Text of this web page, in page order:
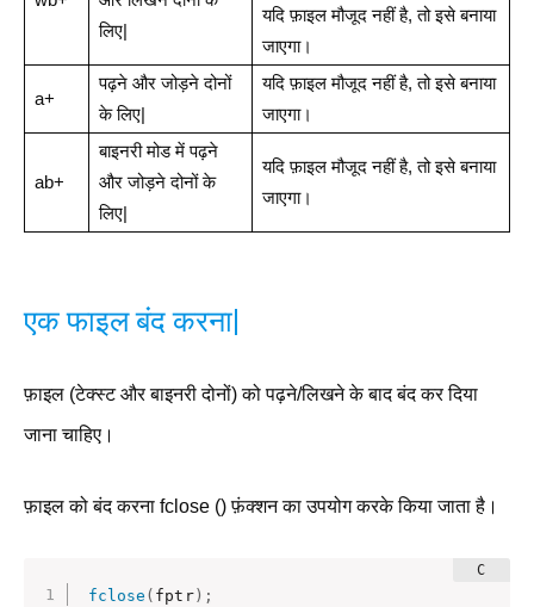
लिए|
यदि फ़ाइल मौजूद नहीं है, तो इसे बनाया
जाएगा।
a+
पढ़ने और जोड़ने दोनों
के लिए|
यदि फ़ाइल मौजूद नहीं है, तो इसे बनाया
जाएगा।
ab+
बाइनरी मोड में पढ़ने
और जोड़ने दोनों के
लिए|
यदि फ़ाइल मौजूद नहीं है, तो इसे बनाया
जाएगा।
एक फाइल बंद करना|
फ़ाइल (टेक्स्ट और बाइनरी दोनों) को पढ़ने/लिखने के बाद बंद कर दिया
जाना चाहिए।
फ़ाइल को बंद करना fclose () फ़ंक्शन का उपयोग करके किया जाता है।
fclose ( fptr) ;